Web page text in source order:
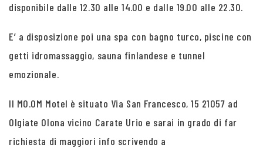
disponibile dalle 12.30 alle 14.00 e dalle 19.00 alle 22.30.
E’ a disposizione poi una spa con bagno turco, piscine con
getti idromassaggio, sauna finlandese e tunnel
emozionale.
Il MO.OM Motel è situato Via San Francesco, 15 21057 ad
Olgiate Olona vicino Carate Urio e sarai in grado di far
richiesta di maggiori info scrivendo a